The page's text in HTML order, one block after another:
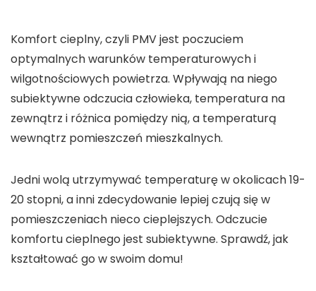
Komfort cieplny, czyli PMV jest poczuciem
optymalnych warunków temperaturowych i
wilgotnościowych powietrza. Wpływają na niego
subiektywne odczucia człowieka, temperatura na
zewnątrz i różnica pomiędzy nią, a temperaturą
wewnątrz pomieszczeń mieszkalnych.
Jedni wolą utrzymywać temperaturę w okolicach 19-
20 stopni, a inni zdecydowanie lepiej czują się w
pomieszczeniach nieco cieplejszych. Odczucie
komfortu cieplnego jest subiektywne. Sprawdź, jak
kształtować go w swoim domu!